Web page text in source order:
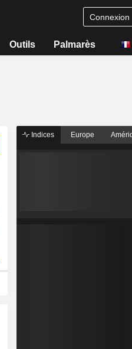
Connexion
Outils Palmarès
Indices Europe